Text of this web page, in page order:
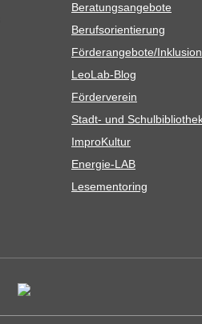
Bera­tungs­an­ge­bote
Berufs­ori­en­tie­rung
Förderangebote/​​Inklusion
Leo­Lab-Blog
För­der­ver­ein
Stadt- und
Impro­Kul­tur
Ener­­gie-LAB
Lese­men­to­ring